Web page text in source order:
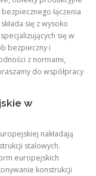
łączenia
się z wysoko
się w
bezpieczny i
z normami,
do współpracy
w
nakładają
stalowych.
europejskich
konstrukcji